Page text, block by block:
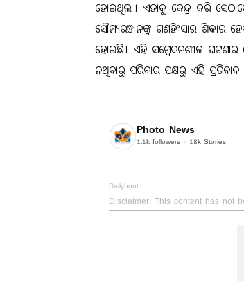
ହୋଇଥିଲା। ଏହାକୁ କେନ୍ଦ୍ର କରି
ସୌମ୍ୟରଞ୍ଜନଙ୍କୁ ଗଣହିଂସାର ଶିକାର
ହୋଇଛି। ଏହି ସମ୍ବେଦନଶୀଳ ଘଟଣାର
ନଥିବାରୁ ପରିବାର ପକ୍ଷରୁ ଏହି ପ୍ରତିବାଦ
Photo News
1.1k followers 18k Stories
Dailyhunt
Disclaimer: This content has not